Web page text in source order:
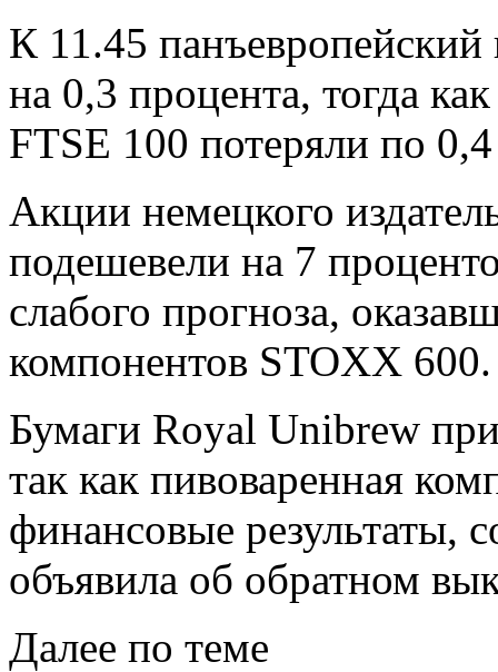
К 11.45
на 0,3 процента, тогда
FTSE 100 потеряли по
Акции немецкого
подешевели на 7
слабого прогноза,
компонентов STOXX 600.
Бумаги Royal Unibrew
так как пивоваренная
финансовые результаты,
объявила об обратном
Далее по теме